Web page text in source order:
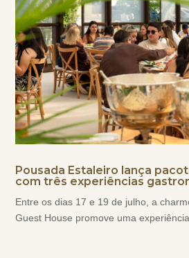
Pousada Estaleiro lança
com três experiências
Entre os dias 17 e 19 de julho, a
Guest House promove uma